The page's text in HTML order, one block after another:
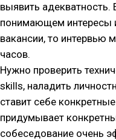
выявить адекватность.
понимающем интересы
вакансии, то интервью
часов.
Нужно проверить
skills, наладить
ставит себе
придумывает
собеседование очень